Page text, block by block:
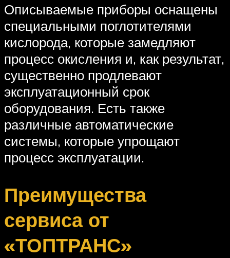
Описываемые приборы оснащены
специальными поглотителями
кислорода, которые замедляют
процесс окисления и, как результат,
существенно продлевают
эксплуатационный срок
оборудования. Есть также
различные автоматические
системы, которые упрощают
процесс эксплуатации.
Преимущества
сервиса от
«ТОПТРАНС»